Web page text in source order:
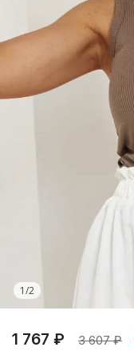
1/2
1 767 ₽ 3 607₽